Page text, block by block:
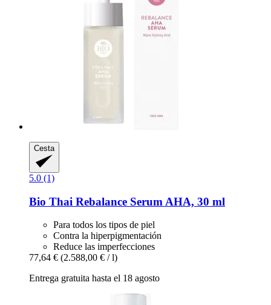
Cesta
5.0 (1)
Bio Thai Rebalance Serum AHA, 30 ml
Para todos los tipos de piel
Contra la hiperpigmentación
Reduce las imperfecciones
77,64 € (2.588,00 € / l)
Entrega gratuita hasta el 18 agosto